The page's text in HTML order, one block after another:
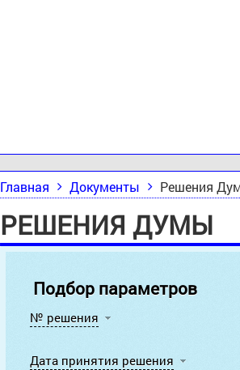
Главная Документы Решения
РЕШЕНИЯ ДУМЫ
Подбор параметров
№ решения
Дата принятия решения